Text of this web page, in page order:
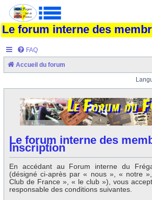
Le forum interne des
FAQ
Accueil du forum
Le forum interne des
Inscription
En accédant au Forum interne du
(désigné ci-après par « nous », « notre
Club de France », « le club »), vous
responsable des conditions suivantes.